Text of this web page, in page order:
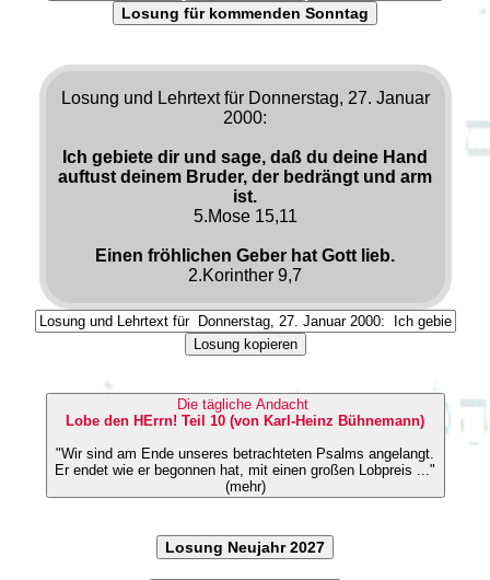
Losung für kommenden Sonntag
Losung und Lehrtext für Donnerstag, 27. Januar
2000:
Ich gebiete dir und sage, daß du deine Hand
auftust deinem Bruder, der bedrängt und arm
ist.
5.Mose 15,11
Einen fröhlichen Geber hat Gott lieb.
2.Korinther 9,7
Losung kopieren
Die tägliche Andacht
Lobe den HErrn! Teil 10 (von Karl-Heinz Bühnemann)
"Wir sind am Ende unseres betrachteten Psalms angelangt.
Er endet wie er begonnen hat, mit einen großen Lobpreis ..."
(mehr)
Losung Neujahr 2027